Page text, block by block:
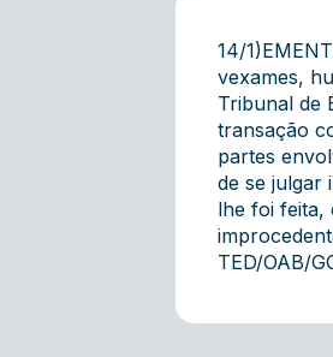
14/
vexames,
Tribunal de
transação
partes
de se julgar
lhe foi feita,
TED/OAB/